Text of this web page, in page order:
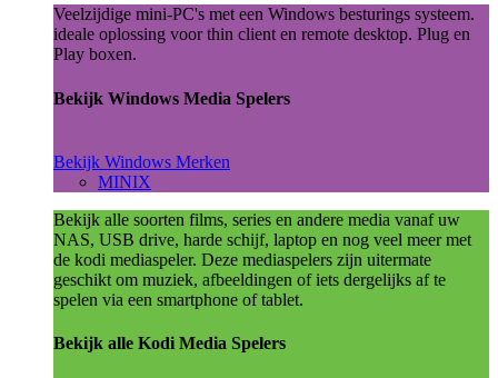
Veelzijdige mini-PC's met een Windows besturings systeem.
ideale oplossing voor thin client en remote desktop. Plug en
Play boxen.
Bekijk Windows Media Spelers
Bekijk Windows Merken
MINIX
Bekijk alle soorten films, series en andere media vanaf uw
NAS, USB drive, harde schijf, laptop en nog veel meer met
de kodi mediaspeler. Deze mediaspelers zijn uitermate
geschikt om muziek, afbeeldingen of iets dergelijks af te
spelen via een smartphone of tablet.
Bekijk alle Kodi Media Spelers